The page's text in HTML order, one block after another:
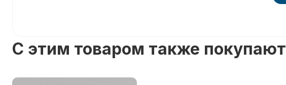
C этим товаром также покупают